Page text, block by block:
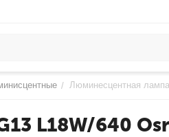
/ Люминесцентная
L18W/640